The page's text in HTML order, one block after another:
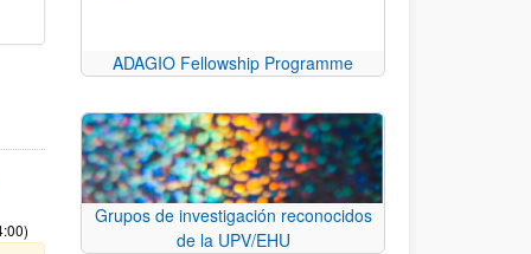
ADAGIO Fellowship Programme
Grupos de investigación reconocidos
de la UPV/EHU